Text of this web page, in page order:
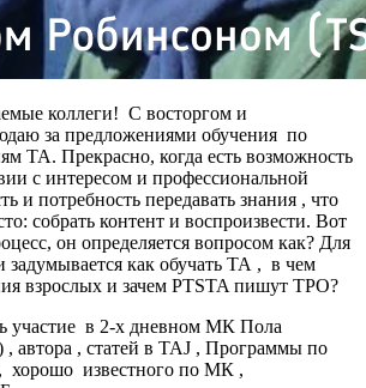
коллеги! С восторгом и
за предложениями обучения по
ТА. Прекрасно, когда есть возможность
с интересом и профессиональной
и потребность передавать знания , что
собрать контент и воспроизвести. Вот
он определяется вопросом как? Для
задумывается как обучать ТА , в чем
взрослых и зачем PTSTA пишут ТРО?
участие в 2-х дневном МК Пола
автора , статей в TAJ , Программы по
хорошо известного по МК ,